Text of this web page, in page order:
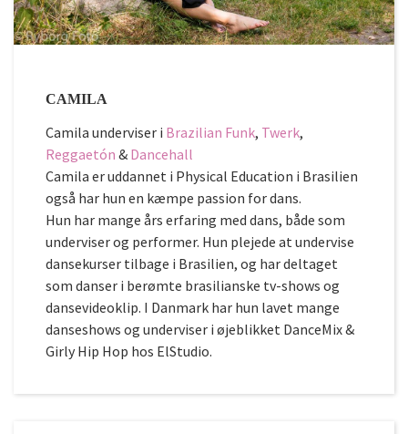
CAMILA
Camila underviser i Brazilian Funk, Twerk,
Reggaetón & Dancehall
Camila er uddannet i Physical Education i Brasilien
også har hun en kæmpe passion for dans.
Hun har mange års erfaring med dans, både som
underviser og performer. Hun plejede at undervise
dansekurser tilbage i Brasilien, og har deltaget
som danser i berømte brasilianske tv-shows og
dansevideoklip. I Danmark har hun lavet mange
danseshows og underviser i øjeblikket DanceMix &
Girly Hip Hop hos ElStudio.